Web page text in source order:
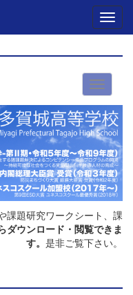
課題研究ワークシート、課
ダウンロード・閲覧できま
す。 是非ご覧下さい。